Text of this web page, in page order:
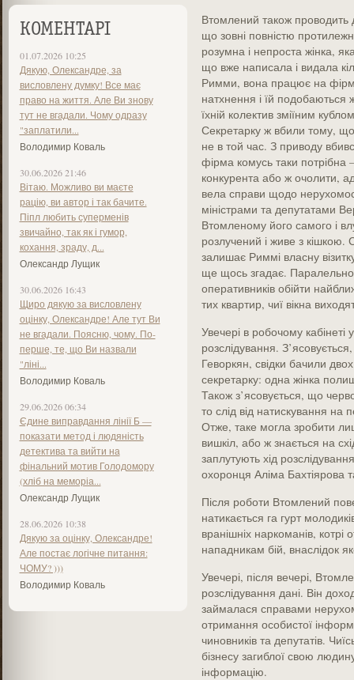
КОМЕНТАРІ
01.07.2026 10:25
Дякую, Олександре, за
висловлену думку! Все має
право на життя. Але Ви знову
тут не вгадали. Чому одразу
"заплатили...
Володимир Коваль
30.06.2026 21:46
Вітаю. Можливо ви маєте
рацію, ви автор і так бачите.
Піпл любить суперменів
звичайно, так як і гумор,
кохання, зраду, д...
Олександр Лущик
30.06.2026 16:43
Щиро дякую за висловлену
оцінку, Олександре! Але тут Ви
не вгадали. Поясню, чому. По-
перше, те, що Ви назвали
"ліні...
Володимир Коваль
29.06.2026 06:34
Єдине виправдання лінії Б —
показати метод і людяність
детектива та вийти на
фінальний мотив Голодомору
(хліб на меморіа...
Олександр Лущик
28.06.2026 10:38
Дякую за оцінку, Олександре!
Але постає логічне питання:
ЧОМУ? )))
Володимир Коваль
Втомлений також
що зовні повністю
розумна і непроста жінка,
що вже написала і видала
Римми, вона працює на
натхнення і їй подобаються
їхній колектив зміїним
Секретарку ж вбили тому,
не в той час. З приводу
фірма комусь таки потрібна
конкурента або ж очолити,
вела справи щодо
міністрами та депутатами
Втомленому його самого і
розлучений і живе з кішкою.
залишає Риммі власну
ще щось згадає.
оперативників обійти
тих квартир, чиї вікна
Увечері в робочому кабінеті
розслідування.
Геворкян, свідки бачили
секретарку: одна жінка
Також з’ясовується, що
то слід від натискування
Отже, таке могла зробити
вишкіл, або ж знається на
заплутують хід
охоронця Аліма Бахтіярова
Після роботи Втомлений
натикається га гурт
вранішніх наркоманів,
нападникам бій, внаслідок
Увечері, після вечері,
розслідування дані. Він
займалася справами
отримання особистої
чиновників та депутатів.
бізнесу загиблої свою
інформацію.